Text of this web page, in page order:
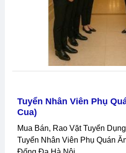
Tuyển Nhân Viên Phụ
Cua)
Mua Bán, Rao Vặt Tuyển Dụng Đống Đa Hà Nội,
Tuyển Nhân Viên Phụ Quán